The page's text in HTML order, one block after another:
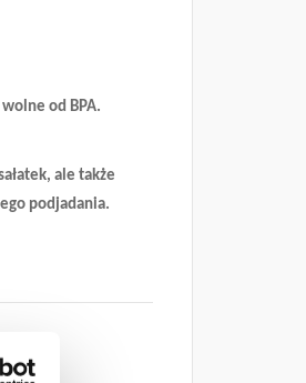
od BPA.
ale także
podjadania.